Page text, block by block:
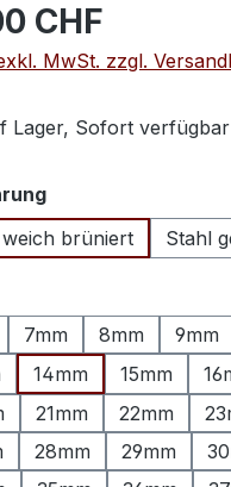
CHF
MwSt. zzgl.
Lager, Sofort verfügbar
auswählen
brüniert
Stahl
7mm 8mm 9mm
14mm 15mm
21mm 22mm
28mm 29mm